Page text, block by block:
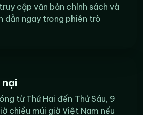
cập văn bản chính sách và
dẫn ngay trong phiên trò
từ Thứ Hai đến Thứ Sáu, 9
chiều múi giờ Việt Nam nếu